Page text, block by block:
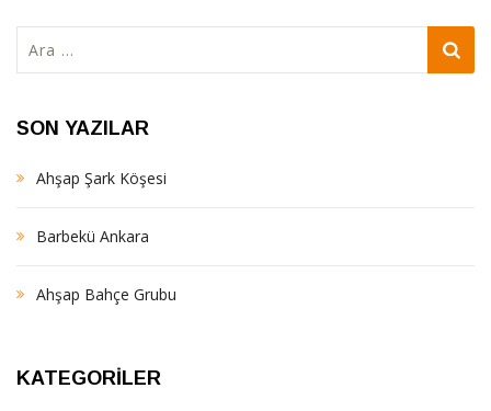
SON YAZILAR
Ahşap Şark Köşesi
Barbekü Ankara
Ahşap Bahçe Grubu
KATEGORILER